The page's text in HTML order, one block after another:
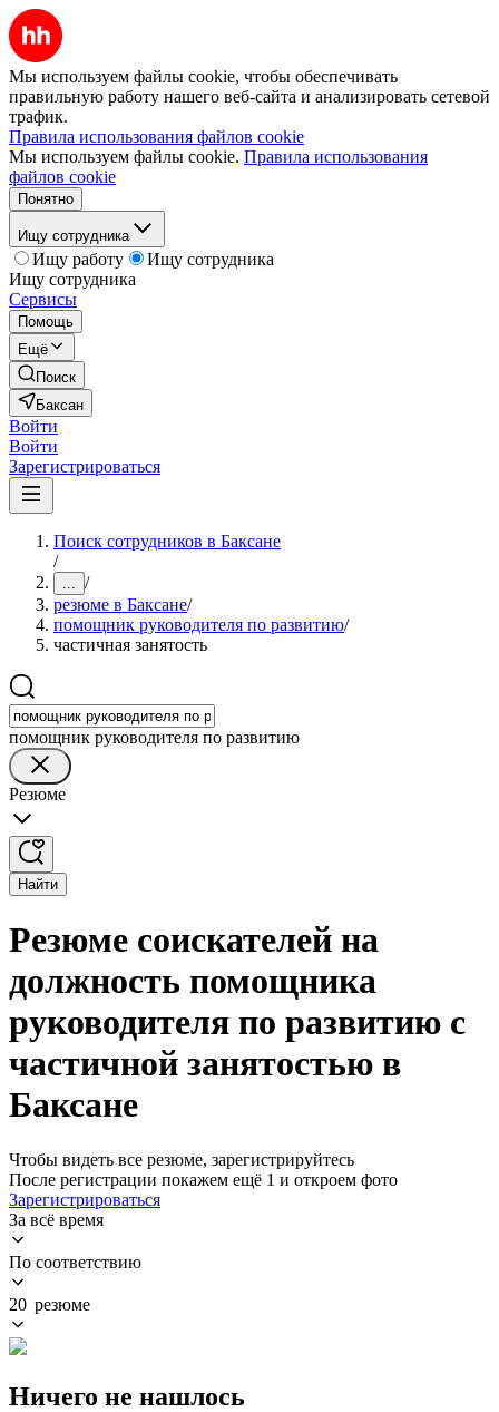
Мы используем файлы cookie, чтобы обеспечивать
правильную работу нашего веб-сайта и анализировать сетевой
трафик.
Правила использования файлов cookie
Мы используем файлы cookie. Правила использования
файлов cookie
Понятно
Ищу сотрудника
Ищу работу
Ищу сотрудника
Ищу сотрудника
Сервисы
Помощь
Ещё
Поиск
Баксан
Войти
Войти
Зарегистрироваться
Поиск сотрудников в Баксане
/
... /
резюме в Баксане/
помощник руководителя по развитию/
частичная занятость
помощник руководителя по развитию
Резюме
Найти
Резюме соискателей на
должность помощника
руководителя по развитию с
частичной занятостью в
Баксане
Чтобы видеть все резюме, зарегистрируйтесь
После регистрации покажем ещё 1 и откроем фото
Зарегистрироваться
За всё время
По соответствию
20 резюме
Ничего не нашлось